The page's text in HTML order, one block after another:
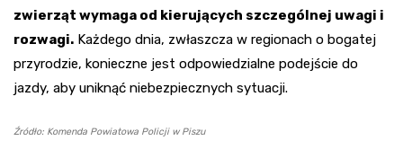
zwierząt wymaga od kierujących szczególnej uwagi i
rozwagi. Każdego dnia, zwłaszcza w regionach o bogatej
przyrodzie, konieczne jest odpowiedzialne podejście do
jazdy, aby uniknąć niebezpiecznych sytuacji.
Źródło: Komenda Powiatowa Policji w Piszu